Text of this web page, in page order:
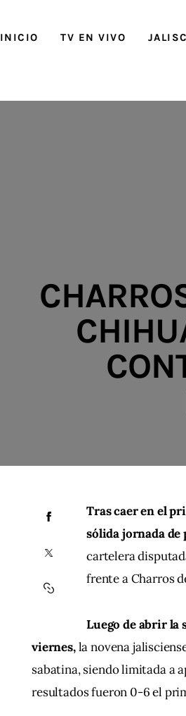
INICIO TV EN VIVO
Tras caer en el
sólida jornada de
cartelera
frente a Charros
Luego de abrir la
viernes, la novena
sabatina, siendo limitada a
resultados fueron 0-6 el